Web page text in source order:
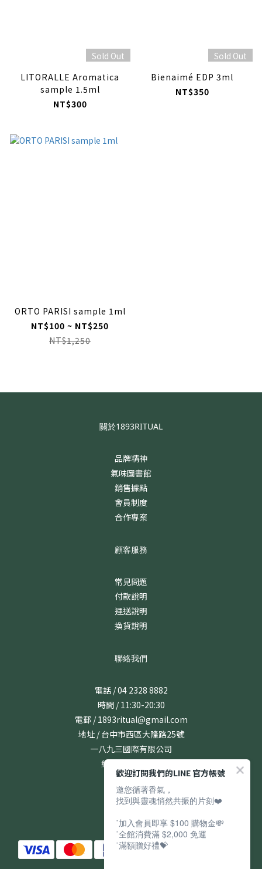
Sold Out
LITORALLE Aromatica
sample 1.5ml
NT$300
Sold Out
Bienaimé EDP 3ml
NT$350
ORTO PARISI sample 1ml
NT$100 ~ NT$250
NT$1,250
關於1893RITUAL
品牌精神
氣味圖書館
銷售據點
會員制度
合作專案
顧客服務
常見問題
付款說明
運送說明
換貨說明
聯絡我們
電話 / 04 2328 8882
時間 / 11:30-20:30
電郵 / 1893ritual@gmail.com
地址 / 台中市西區大隆路25號
一八九三國際有限公司
統編 / 24831167
歡迎訂閱我們的LINE 官方帳號
邀您循著香氣，
找到與靈魂悄然共振的片刻❤️
˙加入會員即享 $100 購物金💸
˙全館消費滿 $2,000 免運
˙滿額贈好禮💝